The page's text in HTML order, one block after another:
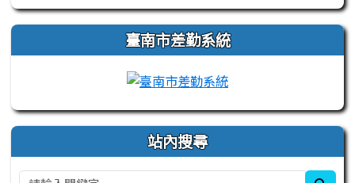
臺南市差勤系統
站內搜尋